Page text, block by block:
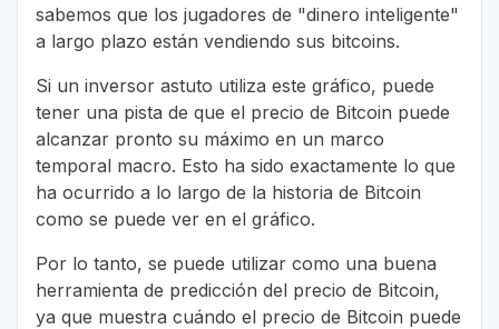
sabemos que los jugadores de "dinero inteligente"
a largo plazo están vendiendo sus bitcoins.
Si un inversor astuto utiliza este gráfico, puede
tener una pista de que el precio de Bitcoin puede
alcanzar pronto su máximo en un marco
temporal macro. Esto ha sido exactamente lo que
ha ocurrido a lo largo de la historia de Bitcoin
como se puede ver en el gráfico.
Por lo tanto, se puede utilizar como una buena
herramienta de predicción del precio de Bitcoin,
ya que muestra cuándo el precio de Bitcoin puede